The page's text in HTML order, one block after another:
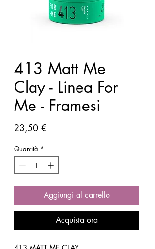
413 Matt Me
Clay - Linea For
Me - Framesi
23,50 €Prezzo
Quantità *
Aggiungi al carrello
Acquista ora
413 MATT ME CLAY